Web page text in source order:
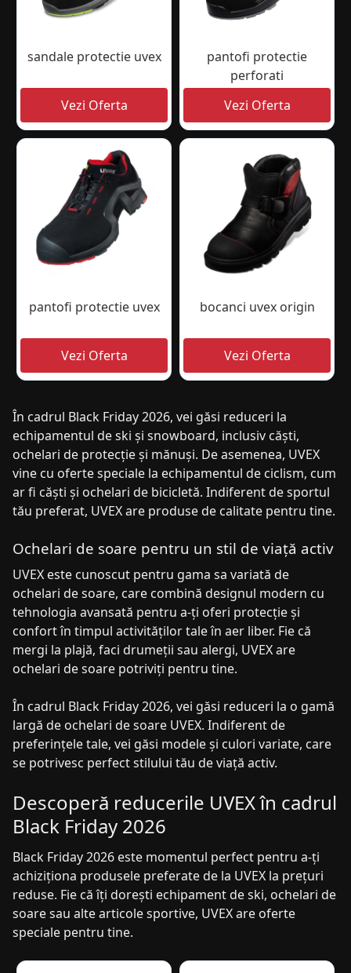
sandale protectie uvex
pantofi protectie
perforati
pantofi protectie uvex bocanci uvex origin
În cadrul Black Friday 2026, vei găsi reduceri la
echipamentul de ski și snowboard, inclusiv căști,
ochelari de protecție și mănuși. De asemenea, UVEX
vine cu oferte speciale la echipamentul de ciclism, cum
ar fi căști și ochelari de bicicletă. Indiferent de sportul
tău preferat, UVEX are produse de calitate pentru tine.
Ochelari de soare pentru un stil de viață activ
UVEX este cunoscut pentru gama sa variată de
ochelari de soare, care combină designul modern cu
tehnologia avansată pentru a-ți oferi protecție și
confort în timpul activităților tale în aer liber. Fie că
mergi la plajă, faci drumeții sau alergi, UVEX are
ochelari de soare potriviți pentru tine.
În cadrul Black Friday 2026, vei găsi reduceri la o gamă
largă de ochelari de soare UVEX. Indiferent de
preferințele tale, vei găsi modele și culori variate, care
se potrivesc perfect stilului tău de viață activ.
Descoperă reducerile UVEX în cadrul
Black Friday 2026
Black Friday 2026 este momentul perfect pentru a-ți
achiziționa produsele preferate de la UVEX la prețuri
reduse. Fie că îți dorești echipament de ski, ochelari de
soare sau alte articole sportive, UVEX are oferte
speciale pentru tine.